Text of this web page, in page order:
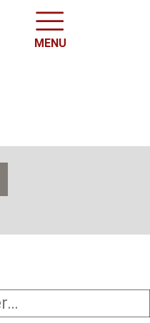
MENU